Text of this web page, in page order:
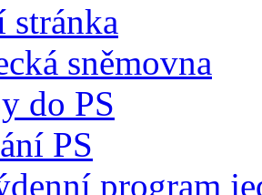
sněmovna
do PS
PS
program